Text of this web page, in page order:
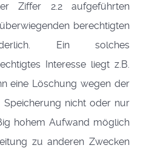
Ziffer 2.2 aufgeführten
berechtigten
Ein solches
Interesse liegt z.B.
eine Löschung wegen der
nicht oder nur
hohem Aufwand möglich
zu anderen Zwecken